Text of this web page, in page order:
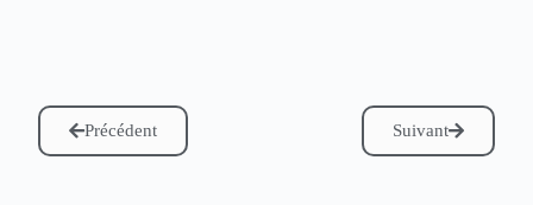
Précédent Suivant